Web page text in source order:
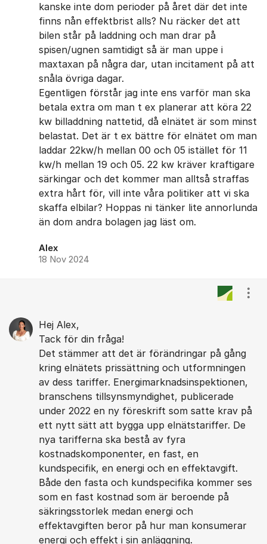
kanske inte dom perioder på året där det inte
finns nån effektbrist alls? Nu räcker det att
bilen står på laddning och man drar på
spisen/ugnen samtidigt så är man uppe i
maxtaxan på några dar, utan incitament på att
snåla övriga dagar.
Egentligen förstår jag inte ens varför man ska
betala extra om man t ex planerar att köra 22
kw billaddning nattetid, då elnätet är som minst
belastat. Det är t ex bättre för elnätet om man
laddar 22kw/h mellan 00 och 05 istället för 11
kw/h mellan 19 och 05. 22 kw kräver kraftigare
särkingar och det kommer man alltså straffas
extra hårt för, vill inte våra politiker att vi ska
skaffa elbilar? Hoppas ni tänker lite annorlunda
än dom andra bolagen jag läst om.
Alex
18 Nov 2024
Hej Alex,
Tack för din fråga!
Det stämmer att det är förändringar på gång
kring elnätets prissättning och utformningen
av dess tariffer. Energimarknadsinspektionen,
branschens tillsynsmyndighet, publicerade
under 2022 en ny föreskrift som satte krav på
ett nytt sätt att bygga upp elnätstariffer. De
nya tarifferna ska bestå av fyra
kostnadskomponenter, en fast, en
kundspecifik, en energi och en effektavgift.
Både den fasta och kundspecifika kommer ses
som en fast kostnad som är beroende på
säkringsstorlek medan energi och
effektavgiften beror på hur man konsumerar
energi och effekt i sin anläggning.